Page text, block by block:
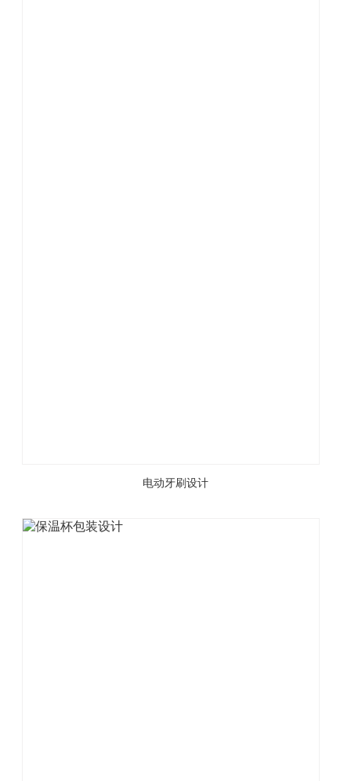
电动牙刷设计